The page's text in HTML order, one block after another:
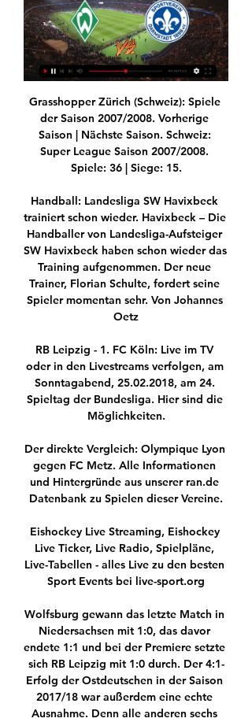
Grasshopper Zürich (Schweiz): Spiele
der Saison 2007/2008. Vorherige
Saison | Nächste Saison. Schweiz:
Super League Saison 2007/2008.
Spiele: 36 | Siege: 15.
Handball: Landesliga SW Havixbeck
trainiert schon wieder. Havixbeck – Die
Handballer von Landesliga-Aufsteiger
SW Havixbeck haben schon wieder das
Training aufgenommen. Der neue
Trainer, Florian Schulte, fordert seine
Spieler momentan sehr. Von Johannes
Oetz
RB Leipzig - 1. FC Köln: Live im TV
oder in den Livestreams verfolgen, am
Sonntagabend, 25.02.2018, am 24.
Spieltag der Bundesliga. Hier sind die
Möglichkeiten.
Der direkte Vergleich: Olympique Lyon
gegen FC Metz. Alle Informationen
und Hintergründe aus unserer ran.de
Datenbank zu Spielen dieser Vereine.
Eishockey Live Streaming, Eishockey
Live Ticker, Live Radio, Spielpläne,
Live-Tabellen - alles Live zu den besten
Sport Events bei live-sport.org
Wolfsburg gewann das letzte Match in
Niedersachsen mit 1:0, das davor
endete 1:1 und bei der Premiere setzte
sich RB Leipzig mit 1:0 durch. Der 4:1-
Erfolg der Ostdeutschen in der Saison
2017/18 war außerdem eine echte
Ausnahme. Denn alle anderen sechs